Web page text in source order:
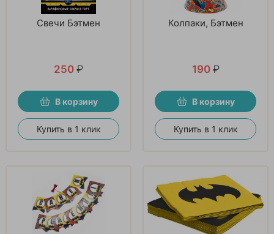
Свечи Бэтмен
250 ₽
В корзину
Купить в 1 клик
Колпаки, Бэтмен
190 ₽
В корзину
Купить в 1 клик